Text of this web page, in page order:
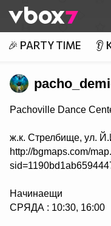
👾
🎉 PARTY TIME 👂
Pachoville Dance
ж.к. Стрелбище, ул.
http://bgmaps.com/
Начинаещи
СРЯДА : 10:30, 16:00